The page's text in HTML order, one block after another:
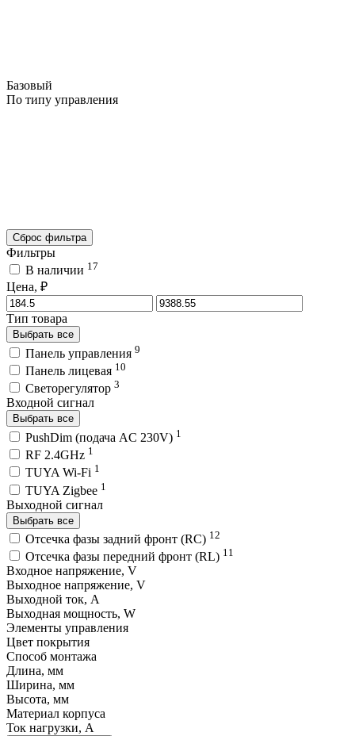
Базовый
По типу управления
Сброс фильтра
Фильтры
В наличии 17
Цена, ₽
Тип товара
Выбрать все
Панель управления 9
Панель лицевая 10
Светорегулятор 3
Входной сигнал
Выбрать все
PushDim (подача AC 230V) 1
RF 2.4GHz 1
TUYA Wi-Fi 1
TUYA Zigbee 1
Выходной сигнал
Выбрать все
Отсечка фазы задний фронт (RC) 12
Отсечка фазы передний фронт (RL) 11
Входное напряжение, V
Выходное напряжение, V
Выходной ток, A
Выходная мощность, W
Элементы управления
Цвет покрытия
Способ монтажа
Длина, мм
Ширина, мм
Высота, мм
Материал корпуса
Ток нагрузки, A